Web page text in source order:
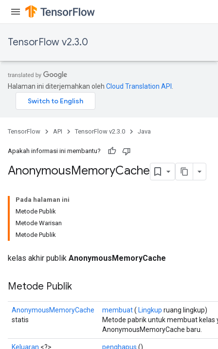
TensorFlow v2.3.0
Halaman ini diterjemahkan oleh Cloud Translation API
TensorFlow API TensorFlow v2.3.0 Java
Apakah informasi ini membantu?
AnonymousMemoryCache
Pada halaman ini
Metode Publik
Metode Warisan
Metode Publik
kelas akhir publik AnonymousMemoryCache
Metode Publik
AnonymousMemoryCache
statis
membuat( Lingkup ruang lingkup)
Metode pabrik untuk membuat
AnonymousMemoryCache baru.
Keluaran <?> penghapus ()